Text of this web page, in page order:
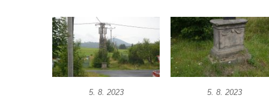
Kříž na návsi v Chouči
Boží muka na rozcestí východně od Chouče
Kříž na návsi v Lužici
5. 8. 2023 5. 8. 2023